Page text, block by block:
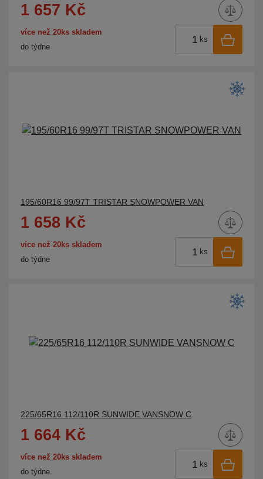
TORQUE
TOURADOR
TOYO
WEST LAKE
WESTLAKE
WINDFORCE
1 657 Kč
více než 20ks skladem
do týdne
ks
195/60R16 99/97T TRISTAR SNOWPOWER VAN
1 658 Kč
více než 20ks skladem
do týdne
ks
225/65R16 112/110R SUNWIDE VANSNOW C
1 664 Kč
více než 20ks skladem
do týdne
ks